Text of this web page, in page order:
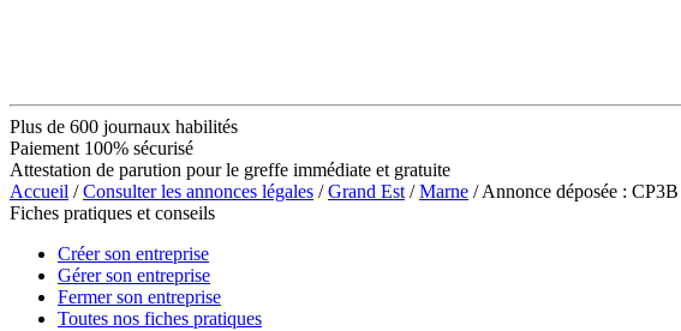
Plus de 600 journaux habilités
Paiement 100% sécurisé
Attestation de parution pour le greffe immédiate et gratuite
Accueil /Consulter les annonces légales /Grand Est /Marne / Annonce déposée : CP3B
Fiches pratiques et conseils
Créer son entreprise
Gérer son entreprise
Fermer son entreprise
Toutes nos fiches pratiques